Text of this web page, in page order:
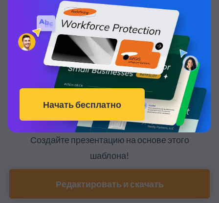
Создайте презентацию на основе этого
шаблона!
Редактировать и скачать